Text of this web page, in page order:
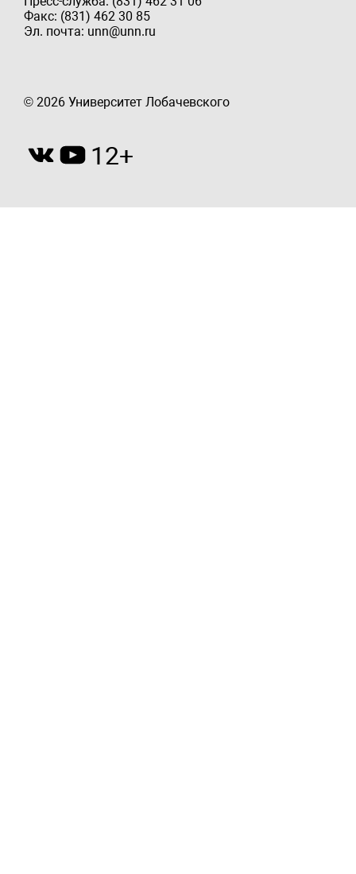
Факс: (831) 462 30 85
Эл. почта: unn@unn.ru
© 2026 Университет Лобачевского
12+